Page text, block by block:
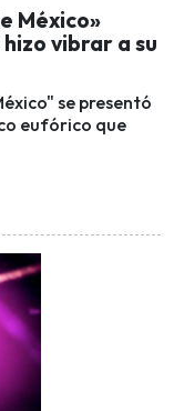
México»
vibrar a su
se presentó
eufórico que